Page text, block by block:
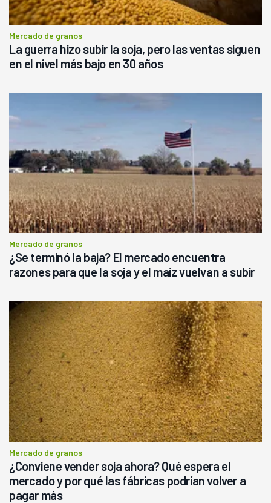
Mercado de granos
La guerra hizo subir la soja, pero las ventas siguen
en el nivel más bajo en 30 años
Mercado de granos
¿Se terminó la baja? El mercado encuentra
razones para que la soja y el maíz vuelvan a subir
Mercado de granos
¿Conviene vender soja ahora? Qué espera el
mercado y por qué las fábricas podrían volver a
pagar más